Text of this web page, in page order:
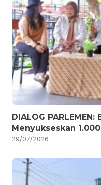
DIALOG
Menyukseskan
29/07/2026